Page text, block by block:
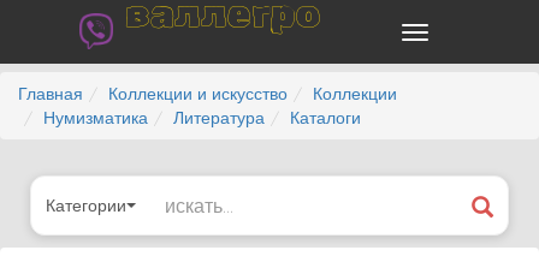
валлегро
Главная Коллекции и искусство
Коллекции
Нумизматика
Литература Каталоги
Категории